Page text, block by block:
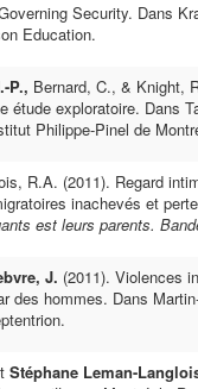
Security. Dans
Education.
P., Bernard, C., & Knight,
étude exploratoire. Dans
Philippe-Pinel de
R.A. (2011). Regard
inachevés et
est leurs parents.
J. (2011). Violences
des hommes. Dans
Stéphane Leman-